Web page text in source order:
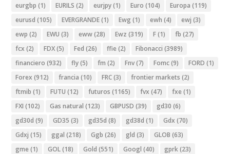
eurgbp (1) EURILS (2) eurjpy(1) Euro (104) Europa (119)
eurusd (105) EVERGRANDE(1) Ewg (1) ewh (4) ewj (3)
ewp (2) EWU (3) eww(28) Ewz (319) F(1) fb (27)
fcx (2) FDX(5) Fed (26) ffie (2) Fibonacci (3989)
financiero (932) fly(5) fm (2) Fnv(7) Fomc(9) FORD (1)
Forex (912) francia (10) FRC(3) frontier markets (2)
ftmib (1) FUTU (12) futuros (1165) fvx (47) fxe (1)
FXI (102) Gas natural (123) GBPUSD (39) gd30 (6)
gd30d (9) GD35 (3) gd35d (8) gd38d (1) Gdx (70)
Gdxj (15) ggal (218) Ggb (26) gld (3) GLOB (63)
gme (1) GOL(18) Gold (551) Googl (40) gprk(23)